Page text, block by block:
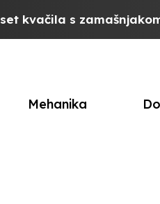
kvačila s
Mehanika